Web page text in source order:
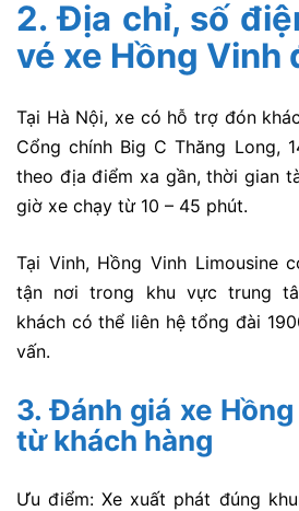
2. Địa chỉ, số
vé xe Hồng Vinh
Tại Hà Nội, xe có hỗ trợ đón
Cổng chính Big C Thăng Long,
theo địa điểm xa gần, thời gian
giờ xe chạy từ 10 – 45 phút.
Tại Vinh, Hồng Vinh Limousine
tận nơi trong khu vực trung
khách có thể liên hệ tổng đài
vấn.
3. Đánh giá xe
từ khách hàng
Ưu điểm: Xe xuất phát đúng